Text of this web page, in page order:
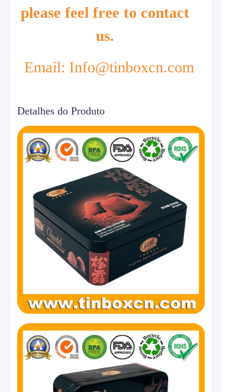
please feel free to contact
us.
Email: Info@tinboxcn.com
Detalhes do Produto